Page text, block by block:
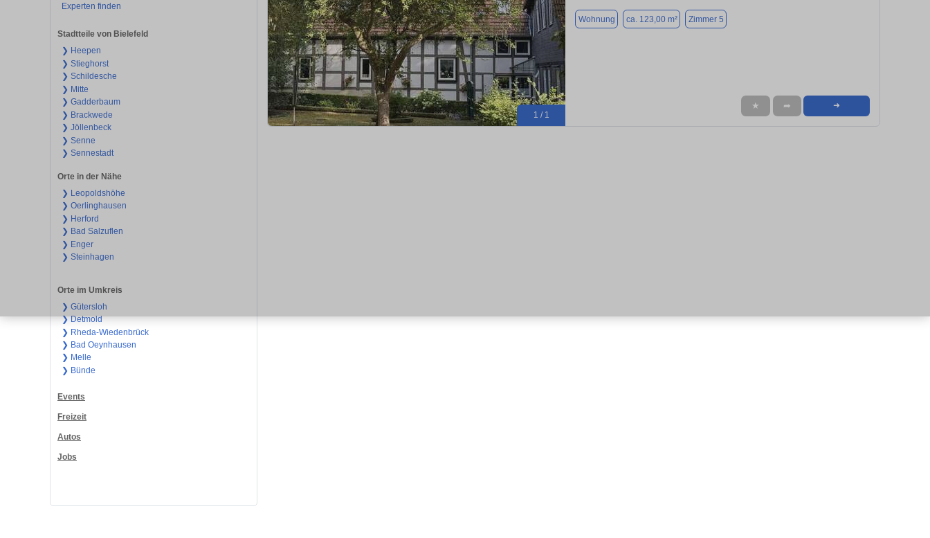
Experten finden
Stadtteile von Bielefeld
❯ Heepen
❯ Stieghorst
❯ Schildesche
❯ Mitte
❯ Gadderbaum
❯ Brackwede
❯ Jöllenbeck
❯ Senne
❯ Sennestadt
Orte in der Nähe
❯ Leopoldshöhe
❯ Oerlinghausen
❯ Herford
❯ Bad Salzuflen
❯ Enger
❯ Steinhagen
Orte im Umkreis
❯ Gütersloh
❯ Detmold
❯ Rheda-Wiedenbrück
❯ Bad Oeynhausen
❯ Melle
❯ Bünde
Events
Freizeit
Autos
Jobs
1 / 1
Wohnung ca. 123,00 m² Zimmer 5
★ ➦ ➜